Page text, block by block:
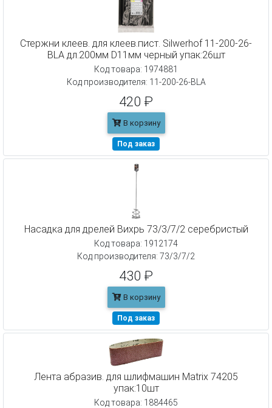
Cтержни клеев. для клеев.пист. Silwerhof 11-200-26-
BLA дл.200мм D11мм черный упак:26шт
Код товара: 1974881
Код производителя: 11-200-26-BLA
420 ₽
В корзину
Под заказ
Насадка для дрелей Вихрь 73/3/7/2 серебристый
Код товара: 1912174
Код производителя: 73/3/7/2
430 ₽
В корзину
Под заказ
Лента абразив. для шлифмашин Matrix 74205
упак:10шт
Код товара: 1884465